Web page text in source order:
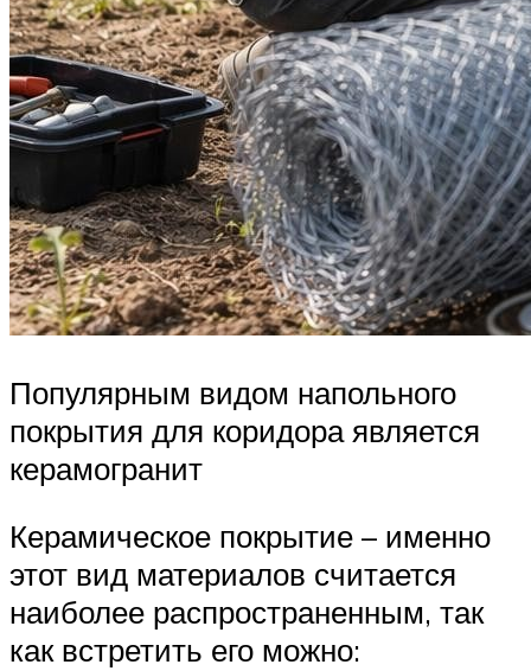
Популярным видом напольного
покрытия для коридора является
керамогранит
Керамическое покрытие – именно
этот вид материалов считается
наиболее распространенным, так
как встретить его можно: